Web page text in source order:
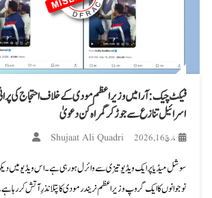
فیکٹ چیک: آرا میں وزیر اعظم مودی کے خلاف احتجاج کی
اسرائیل تنازع سے جوڑ کر گمراہ کن دعویٰ
مارچ 16, 2026 Shujaat Ali Quadri
سوشل میڈیا پر ایک ویڈیو تیزی سے وائرل ہو رہی ہے۔ اس ویڈیو میں
نوجوانوں کا ایک گروپ وزیر اعظم نریندر مودی کا پتلا نذرِ آتش کر رہا